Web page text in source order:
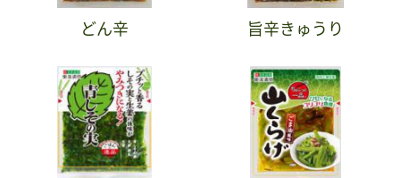
どん辛 旨辛きゅうり